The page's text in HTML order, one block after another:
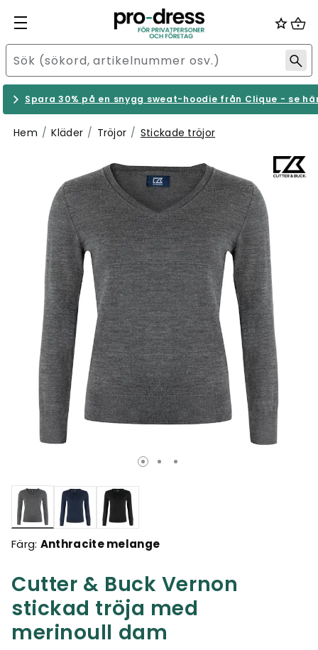
Spara 30% på en snygg sweat-hoodie från Clique - se
Hem Kläder Tröjor Stickade tröjor
Cutter & Buck Vernon
stickad tröja med
merinoull dam
Valda
Färg: Anthracite melange